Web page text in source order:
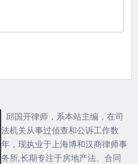
邱国开律师，系本站主编，在司
法机关从事过侦查和公诉工作数
年，现执业于上海博和汉商律师事
务所,长期专注于房地产法、合同